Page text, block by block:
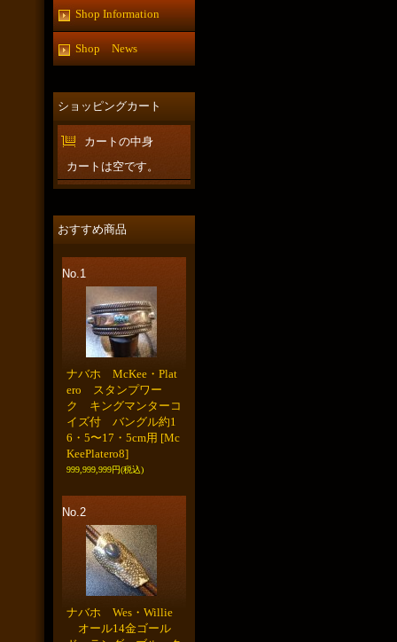
Shop Information
Shop News
ショッピングカート
カートの中身
カートは空です。
おすすめ商品
No.1
ナバホ McKee・Plat
ero スタンプワー
ク キングマンターコ
イズ付 バングル約1
6・5〜17・5cm用 [Mc
KeePlatero8]
999,999,999円(税込)
No.2
ナバホ Wes・Willie
オール14金ゴール